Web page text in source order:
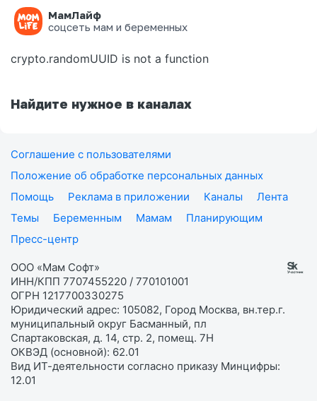
МамЛайф
соцсеть мам и беременных
Ошибка на странице
crypto.randomUUID is not a function
Найдите нужное в каналах
Соглашение с пользователями
Положение об обработке персональных данных
Помощь
Реклама в приложении Каналы
Лента
Темы
Беременным Мамам
Планирующим
Пресс-центр
ООО «Мам Софт»
ИНН/КПП 7707455220 / 770101001
ОГРН 1217700330275
Юридический адрес: 105082, Город Москва, вн.тер.г.
муниципальный округ Басманный, пл
Спартаковская, д. 14, стр. 2, помещ. 7Н
ОКВЭД (основной): 62.01
Вид ИТ-деятельности согласно приказу Минцифры:
12.01